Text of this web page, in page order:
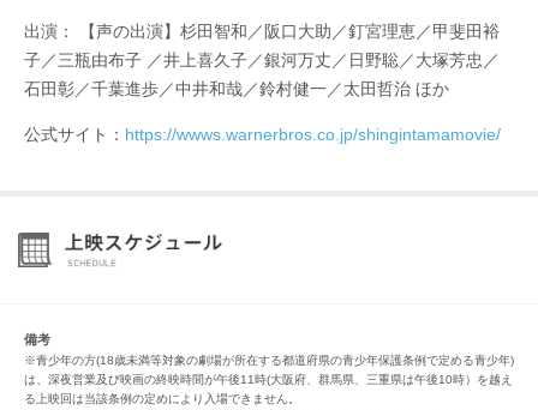
出演： 【声の出演】杉田智和／阪口大助／釘宮理恵／甲斐田裕
子／三瓶由布子 ／井上喜久子／銀河万丈／日野聡／大塚芳忠／
石田彰／千葉進歩／中井和哉／鈴村健一／太田哲治 ほか
公式サイト： https://wwws.warnerbros.co.jp/shingintamamovie/
備考
※青少年の方(18歳未満等対象の劇場が所在する都道府県の青少年保護条例で定める青少年)
は、深夜営業及び映画の終映時間が午後11時(大阪府、群馬県、三重県は午後10時）を越え
る上映回は当該条例の定めにより入場できません。